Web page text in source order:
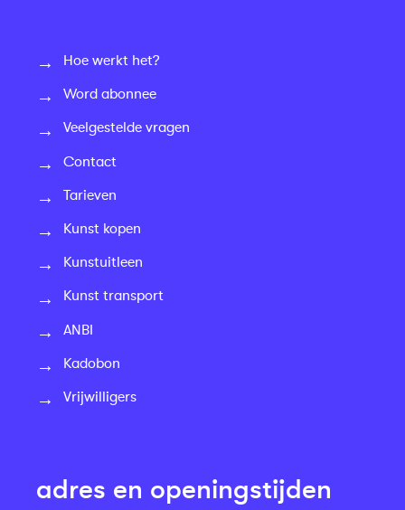
Hoe werkt het?
Word abonnee
Veelgestelde vragen
Contact
Tarieven
Kunst kopen
Kunstuitleen
Kunst transport
ANBI
Kadobon
Vrijwilligers
adres en openingstijden